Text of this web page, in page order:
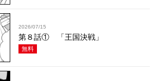
2026/07/15
第８話① 「王国決戦」
無料